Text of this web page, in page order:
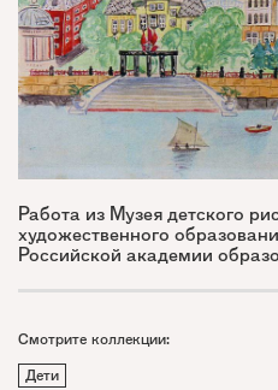
Работа из Музея детского
художественного
Российской академии
Смотрите коллекции:
Дети